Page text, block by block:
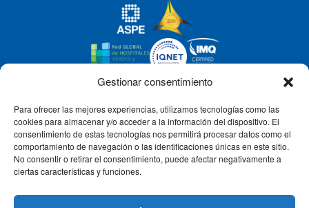
Gestionar consentimiento
Para ofrecer las mejores experiencias, utilizamos tecnologías como las
cookies para almacenar y/o acceder a la información del dispositivo. El
consentimiento de estas tecnologías nos permitirá procesar datos como el
comportamiento de navegación o las identificaciones únicas en este sitio.
No consentir o retirar el consentimiento, puede afectar negativamente a
ciertas características y funciones.
CLÍNICA CEMTRO
QUIÉNES SOMOS